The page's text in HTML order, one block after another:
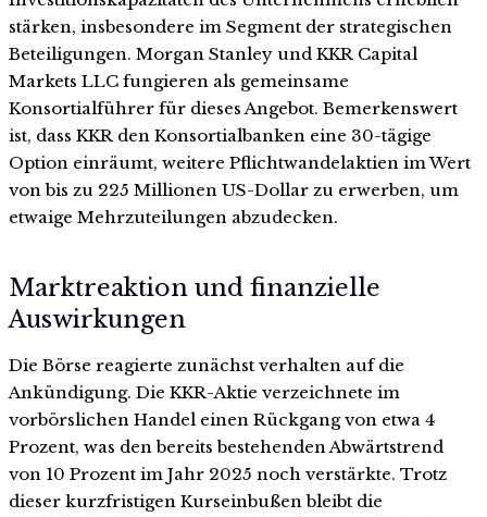
stärken, insbesondere im Segment der strategischen
Beteiligungen. Morgan Stanley und KKR Capital
Markets LLC fungieren als gemeinsame
Konsortialführer für dieses Angebot. Bemerkenswert
ist, dass KKR den Konsortialbanken eine 30-tägige
Option einräumt, weitere Pflichtwandelaktien im Wert
von bis zu 225 Millionen US-Dollar zu erwerben, um
etwaige Mehrzuteilungen abzudecken.
Marktreaktion und finanzielle
Auswirkungen
Die Börse reagierte zunächst verhalten auf die
Ankündigung. Die KKR-Aktie verzeichnete im
vorbörslichen Handel einen Rückgang von etwa 4
Prozent, was den bereits bestehenden Abwärtstrend
von 10 Prozent im Jahr 2025 noch verstärkte. Trotz
dieser kurzfristigen Kurseinbußen bleibt die